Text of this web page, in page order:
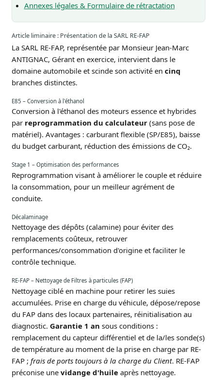
Annexes légales & Formulaire de rétractation
Article liminaire : Présentation de la SARL RE-FAP
La SARL RE-FAP, représentée par Monsieur Jean-Marc
ANTIGNAC, Gérant en exercice, intervient dans le
domaine automobile et scinde son activité en cinq
branches distinctes.
E85 – Conversion à l'éthanol
Conversion à l'éthanol des moteurs essence et hybrides
par reprogrammation du calculateur (sans pose de
matériel). Avantages : carburant flexible (SP/E85), baisse
du budget carburant, réduction des émissions de CO₂.
Stage 1 – Optimisation des performances
Reprogrammation visant à améliorer le couple et réduire
la consommation, pour un meilleur agrément de
conduite.
Décalaminage
Nettoyage des dépôts (calamine) pour éviter des
remplacements coûteux, retrouver
performances/consommation d'origine et faciliter le
contrôle technique.
RE-FAP – Nettoyage de Filtres à particules (FAP)
Nettoyage ciblé en machine pour retirer les suies
accumulées. Prise en charge du véhicule, dépose/repose
du FAP dans des locaux partenaires, réinitialisation au
diagnostic. Garantie 1 an sous conditions :
remplacement du capteur différentiel et de la/les sonde(s)
de température au moment de la prise en charge par RE-
FAP ; frais de ports toujours à la charge du Client. RE-FAP
préconise une vidange d'huile après nettoyage.